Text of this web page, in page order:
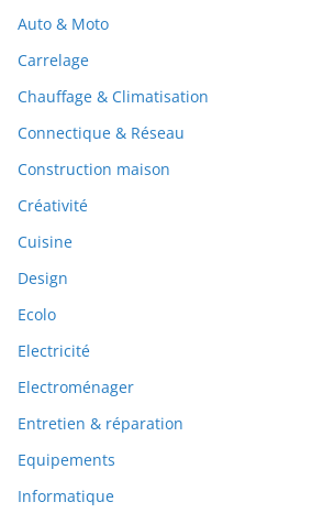
Auto & Moto
Carrelage
Chauffage & Climatisation
Connectique & Réseau
Construction maison
Créativité
Cuisine
Design
Ecolo
Electricité
Electroménager
Entretien & réparation
Equipements
Informatique